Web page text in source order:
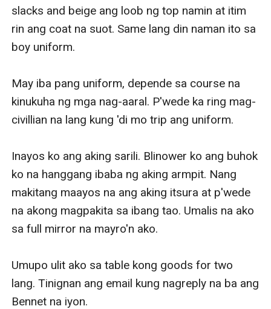
slacks and beige ang loob ng top namin at itim
rin ang coat na suot. Same lang din naman ito sa
boy uniform.
May iba pang uniform, depende sa course na
kinukuha ng mga nag-aaral. P'wede ka ring mag-
civillian na lang kung 'di mo trip ang uniform.
Inayos ko ang aking sarili. Blinower ko ang buhok
ko na hanggang ibaba ng aking armpit. Nang
makitang maayos na ang aking itsura at p'wede
na akong magpakita sa ibang tao. Umalis na ako
sa full mirror na mayro'n ako.
Umupo ulit ako sa table kong goods for two
lang. Tinignan ang email kung nagreply na ba ang
Bennet na iyon.